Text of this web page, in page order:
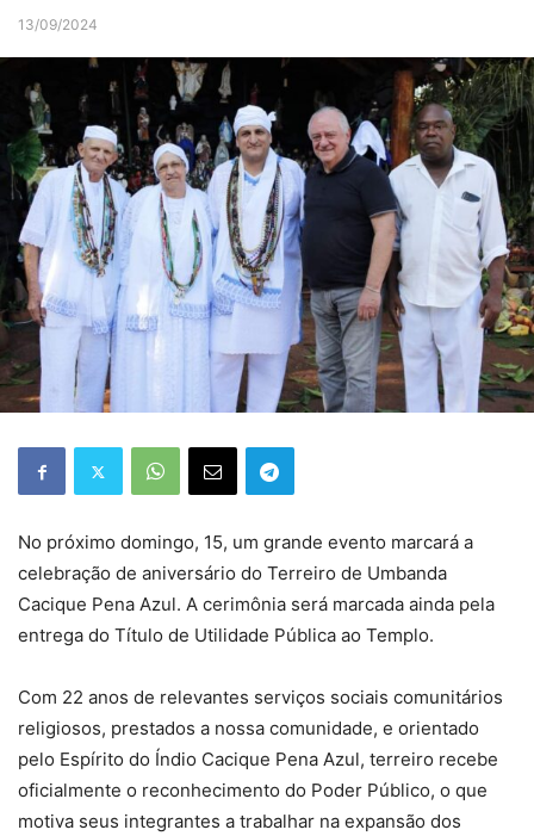
13/09/2024
No próximo domingo, 15, um grande evento marcará a
celebração de aniversário do Terreiro de Umbanda
Cacique Pena Azul. A cerimônia será marcada ainda pela
entrega do Título de Utilidade Pública ao Templo.
Com 22 anos de relevantes serviços sociais comunitários
religiosos, prestados a nossa comunidade, e orientado
pelo Espírito do Índio Cacique Pena Azul, terreiro recebe
oficialmente o reconhecimento do Poder Público, o que
motiva seus integrantes a trabalhar na expansão dos